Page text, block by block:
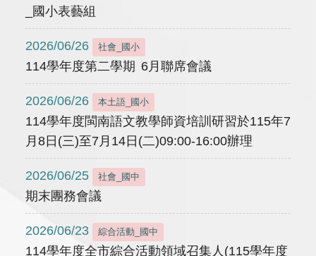
_國小表藝組
2026/06/26 社會_國小
114學年度第二學期 6月聯席會議
2026/06/26 本土語_國小
114學年度閩南語文教學師資培訓研習於115年7
月8日(三)至7月14日(二)09:00-16:00辦理
2026/06/25 社會_國中
期末團務會議
2026/06/23 綜合活動_國中
114學年度全市綜合活動領域召集人(115學年度